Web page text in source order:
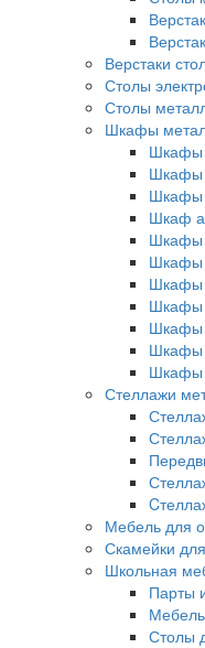
Верстаки
Столы
Столы
Шкафы
Шкафы
Шкафы
Шкафы
Шкаф
Шкафы
Шкафы
Шкафы
Шкафы
Шкафы
Шкафы
Шкафы
Стеллажи
Мебель для
Скамейки
Школьная
Парты
Столы